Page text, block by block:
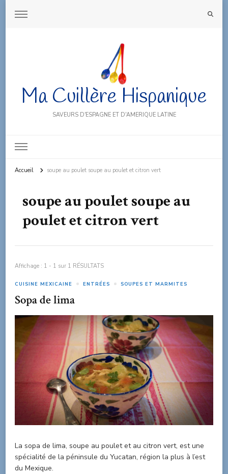
Ma Cuillère Hispanique
SAVEURS D'ESPAGNE ET D'AMERIQUE LATINE
Accueil soupe au poulet soupe au poulet et citron vert
soupe au poulet soupe au
poulet et citron vert
Affichage : 1 - 1 sur 1 RÉSULTATS
CUISINE MEXICAINE ENTRÉES SOUPES ET MARMITES
Sopa de lima
La sopa de lima, soupe au poulet et au citron vert, est une
spécialité de la péninsule du Yucatan, région la plus à l’est
du Mexique.